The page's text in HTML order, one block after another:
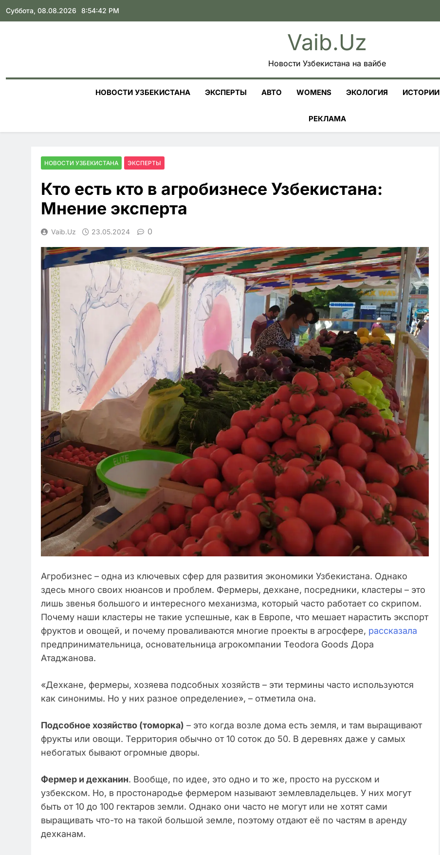
Skip
Суббота, 08.08.2026 8:54:44 PM
Vaib.uz
Новости Узбекистана на вайбе
НОВОСТИ УЗБЕКИСТАНА ЭКСПЕРТЫ АВТО WOMENS ЭКОЛОГИЯ ИСТОРИИ
РЕКЛАМА
НОВОСТИ УЗБЕКИСТАНА ЭКСПЕРТЫ
Кто есть кто в агробизнесе Узбекистана:
Мнение эксперта
Vaib.uz 23.05.2024 0
Агробизнес – одна из ключевых сфер для развития экономики Узбекистана. Однако
здесь много своих нюансов и проблем. Фермеры, дехкане, посредники, кластеры – это
лишь звенья большого и интересного механизма, который часто работает со скрипом.
Почему наши кластеры не такие успешные, как в Европе, что мешает нарастить экспорт
фруктов и овощей, и почему проваливаются многие проекты в агросфере, рассказала
предпринимательница, основательница агрокомпании Teodora Goods Дора
Атаджанова.
«Дехкане, фермеры, хозяева подсобных хозяйств – эти термины часто используются
как синонимы. Но у них разное определение», – отметила она.
Подсобное хозяйство (томорка) – это когда возле дома есть земля, и там выращивают
фрукты или овощи. Территория обычно от 10 соток до 50. В деревнях даже у самых
небогатых бывают огромные дворы.
Фермер и дехканин. Вообще, по идее, это одно и то же, просто на русском и
узбекском. Но, в простонародье фермером называют землевладельцев. У них могут
быть от 10 до 100 гектаров земли. Однако они часто не могут или не хотят сами
выращивать что-то на такой большой земле, поэтому отдают её по частям в аренду
дехканам.